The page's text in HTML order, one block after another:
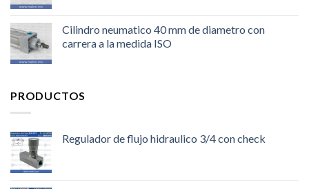
Cilindro neumatico 40 mm de diametro con
carrera a la medida ISO
PRODUCTOS
Regulador de flujo hidraulico 3/4 con check